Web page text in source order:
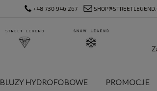
+48 730 946 267
BLUZY HYDROFOBOWE PROMOCJE